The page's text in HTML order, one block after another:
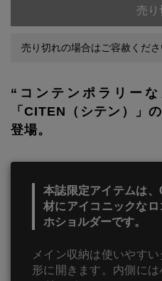
売り
売り切れの場合はご容赦くださ
“コンテンポラリー
「CITEN（シテン）」
登場。
本誌限定アイテムは
材にアイコニックな
ホショルダーです。
メイン収納は使いやす
形に開きます。内側に